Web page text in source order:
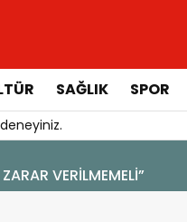
SAĞLIK SPOR